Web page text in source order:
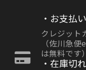
・お支払
クレジッ
（佐川急
は無料です）
・在庫切